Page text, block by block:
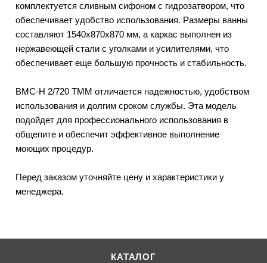
комплектуется сливным сифоном с гидрозатвором, что
обеспечивает удобство использования. Размеры ванны
составляют 1540х870х870 мм, а каркас выполнен из
нержавеющей стали с уголками и усилителями, что
обеспечивает еще большую прочность и стабильность.
ВМС-Н 2/720 ТММ отличается надежностью, удобством
использования и долгим сроком службы. Эта модель
подойдет для профессионального использования в
общепите и обеспечит эффективное выполнение
моющих процедур.
Перед заказом уточняйте цену и характеристики у
менеджера.
КАТАЛОГ